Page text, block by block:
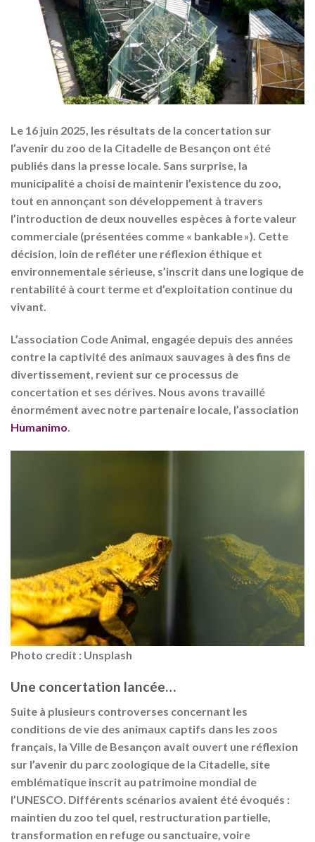
Le 16 juin 2025, les résultats de la concertation sur
l’avenir du zoo de la Citadelle de Besançon ont été
publiés dans la presse locale. Sans surprise, la
municipalité a choisi de maintenir l’existence du zoo,
tout en annonçant son développement à travers
l’introduction de deux nouvelles espèces à forte valeur
commerciale (présentées comme « bankable »). Cette
décision, loin de refléter une réflexion éthique et
environnementale sérieuse, s’inscrit dans une logique de
rentabilité à court terme et d’exploitation continue du
vivant.
L’association Code Animal, engagée depuis des années
contre la captivité des animaux sauvages à des fins de
divertissement, revient sur ce processus de
concertation et ses dérives. Nous avons travaillé
énormément avec notre partenaire locale, l’association
Humanimo
Photo credit : Unsplash
Une concertation lancée…
Suite à plusieurs controverses concernant les
conditions de vie des animaux captifs dans les zoos
français, la Ville de Besançon avait ouvert une réflexion
sur l’avenir du parc zoologique de la Citadelle, site
emblématique inscrit au patrimoine mondial de
l’UNESCO. Différents scénarios avaient été évoqués :
maintien du zoo tel quel, restructuration partielle,
transformation en refuge ou sanctuaire, voire